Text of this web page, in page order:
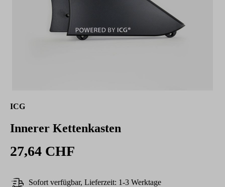
ICG
Innerer Kettenkasten
27,64 CHF
Sofort verfügbar, Lieferzeit: 1-3 Werktage